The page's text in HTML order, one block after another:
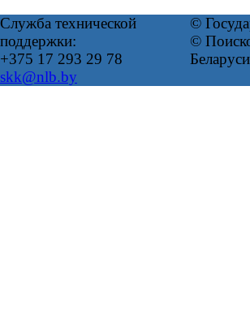
Служба технической
поддержки:
+375 17 293 29 78
skk@nlb.by
©
©
Беларуси